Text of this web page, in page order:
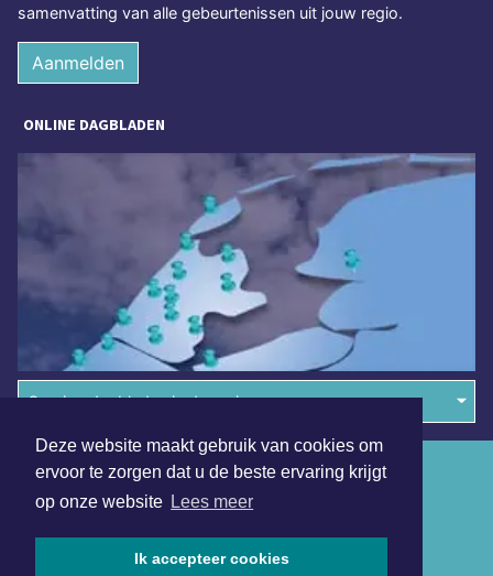
Deze website maakt gebruik van cookies om
ervoor te zorgen dat u de beste ervaring krijgt
op onze website Lees meer
Ik accepteer cookies
samenvatting van alle gebeurtenissen uit jouw regio.
Aanmelden
ONLINE DAGBLADEN
Overige dagbladen in de regio
Algemene voorwaarden
Disclaimer